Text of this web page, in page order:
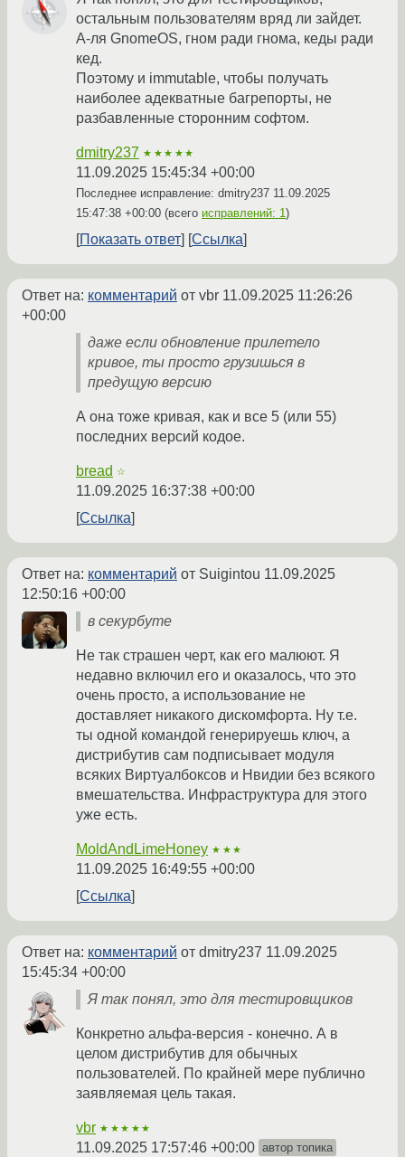
остальным пользователям вряд ли зайдет.
А-ля GnomeOS, гном ради гнома, кеды ради
кед.
Поэтому и immutable, чтобы получать
наиболее адекватные багрепорты, не
разбавленные сторонним софтом.
dmitry237 ★★★★★
11.09.2025 15:45:34 +00:00
Последнее исправление: dmitry237 11.09.2025
15:47:38 +00:00 (всего исправлений: 1)
Показать ответ Ссылка
Ответ на: комментарий от vbr 11.09.2025 11:26:26
+00:00
даже если обновление прилетело
кривое, ты просто грузишься в
предущую версию
А она тоже кривая, как и все 5 (или 55)
последних версий кодое.
bread ☆
11.09.2025 16:37:38 +00:00
Ссылка
Ответ на: комментарий от Suigintou 11.09.2025
12:50:16 +00:00
в секурбуте
Не так страшен черт, как его малюют. Я
недавно включил его и оказалось, что это
очень просто, а использование не
доставляет никакого дискомфорта. Ну т.е.
ты одной командой генерируешь ключ, а
дистрибутив сам подписывает модуля
всяких Виртуалбоксов и Нвидии без всякого
вмешательства. Инфраструктура для этого
уже есть.
MoldAndLimeHoney ★★★
11.09.2025 16:49:55 +00:00
Ссылка
Ответ на: комментарий от dmitry237 11.09.2025
15:45:34 +00:00
Я так понял, это для тестировщиков
Конкретно альфа-версия - конечно. А в
целом дистрибутив для обычных
пользователей. По крайней мере публично
заявляемая цель такая.
vbr ★★★★★
11.09.2025 17:57:46 +00:00 автор топика